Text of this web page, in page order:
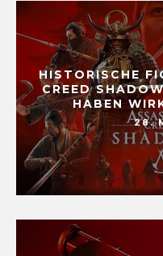
HISTORISCHE
CREED
HABEN
28.